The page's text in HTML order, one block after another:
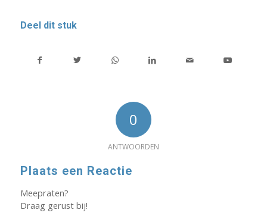
Deel dit stuk
0
ANTWOORDEN
Plaats een Reactie
Meepraten?
Draag gerust bij!